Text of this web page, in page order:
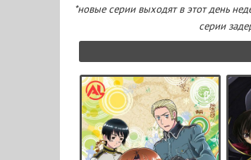
*новые серии выходят в этот день
серии